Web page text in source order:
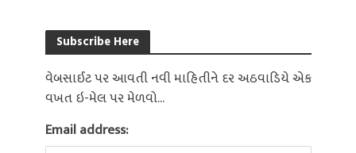
Subscribe Here
વેબસાઈટ પર આવતી નવી માહિતીને દર અઠવાડિયે એક
વખત ઇ-મેલ પર મેળવો...
Email address: